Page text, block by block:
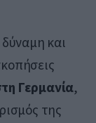
δύναμη και
Γερμανία,
της